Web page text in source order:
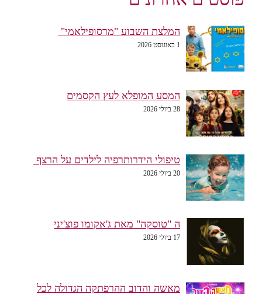
המלצת השבוע "מרסופילאמי"
1 באוגוסט 2026
המסע המופלא לעץ הקסמים
28 ביולי 2026
טיפולי הידרותרפיה לילדים על הרצף
20 ביולי 2026
ה "טוסקה" מאת ג'אקומו פוצ'יני
17 ביולי 2026
מאשה והדוב ההרפתקה הגדולה לכל